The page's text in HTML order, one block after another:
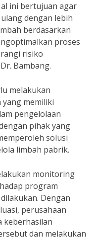
ini bertujuan agar
dengan lebih
berdasarkan
proses
risiko
Bambang.
melakukan
memiliki
pengelolaan
pihak yang
solusi
limbah pabrik.
monitoring
program
Dengan
perusahaan
keberhasilan
dan melakukan